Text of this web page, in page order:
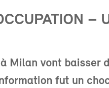
–
Milan vont baisser
fut un